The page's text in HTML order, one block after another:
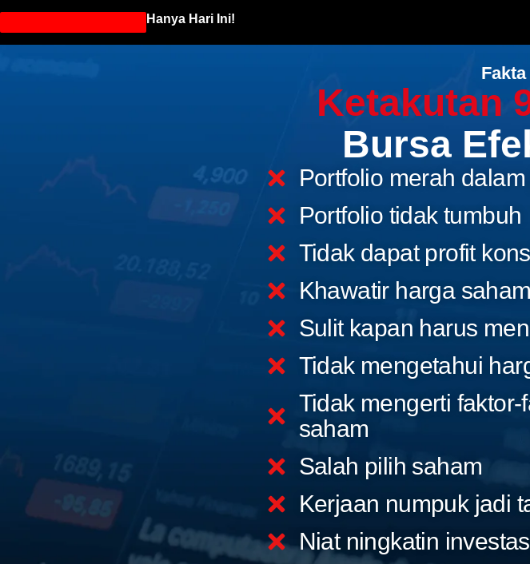
Ketakutan
Bursa
Portfolio merah
Portfolio tidak tumbuh
Tidak dapat profit
Khawatir harga
Sulit kapan harus
Tidak mengetahui
Tidak mengerti
saham
Salah pilih saham
Kerjaan numpuk jadi
Niat ningkatin
Hanya Hari Ini!